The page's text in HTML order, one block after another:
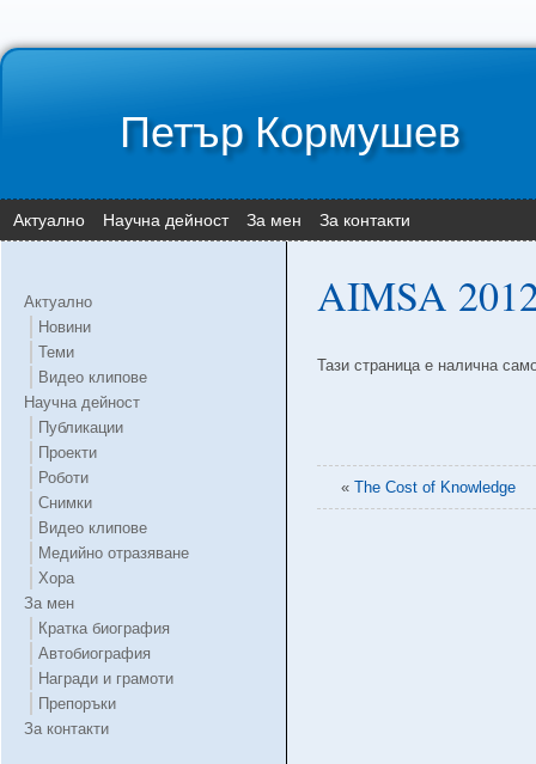
Петър Кормушев
Актуално Научна дейност За мен За контакти
Актуално
Новини
Теми
Видео клипове
Научна дейност
Публикации
Проекти
Роботи
Снимки
Видео клипове
Медийно отразяване
Хора
За мен
Кратка биография
Автобиография
Награди и грамоти
Препоръки
За контакти
AIMSA
Тази страница е налична
« The Cost of Knowledge